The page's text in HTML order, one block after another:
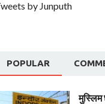
by Junputh
POPULAR
मुस्लिम